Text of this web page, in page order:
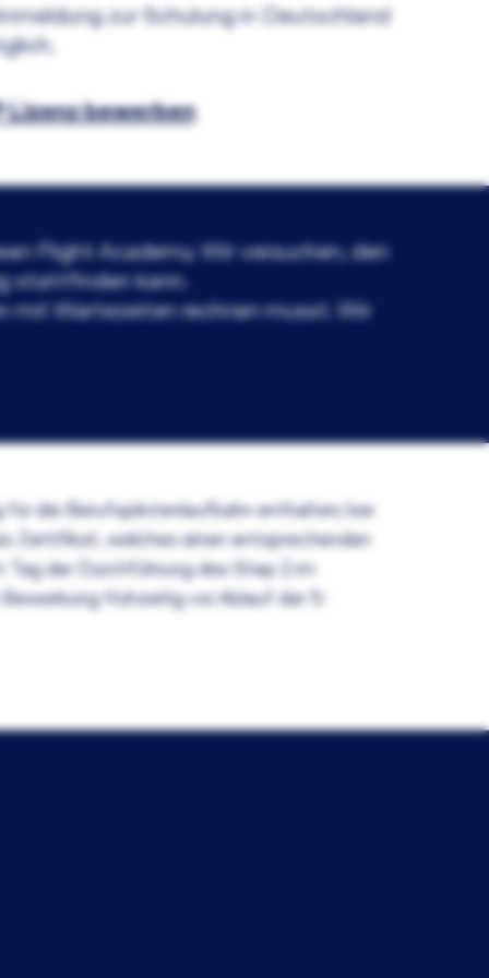
zur Schulung in Deutschland
Lizenz bewerben
Flight Academy. Wir versuchen, den
stattfinden kann.
mit Wartezeiten rechnen musst. Wir
für die Berufspilotenlaufbahn enthalten; bei
Zertifikat, welches einen entsprechenden
der Durchführung des Step 2 im
frühzeitig vor Ablauf der 5-